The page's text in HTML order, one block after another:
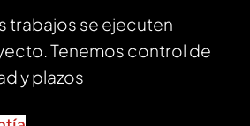
trabajos se ejecuten
Tenemos control de
y plazos